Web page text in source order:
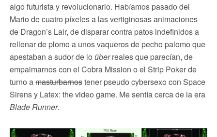
algo futurista y revolucionario. Habíamos pasado del
Mario de cuatro píxeles a las vertiginosas animaciones
de Dragon’s Lair, de disparar contra patos indefinidos a
rellenar de plomo a unos vaqueros de pecho palomo que
apestaban a sudor de lo überreales que parecían, de
empalmarnos con el Cobra Mission o el Strip Poker de
turno amasturbarnostener pseudo cybersexo con Space
Sirens y Latex: the video game. Me sentía cerca de la era
Blade Runner.